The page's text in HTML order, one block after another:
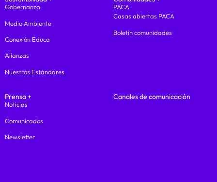
Gobernanza
Medio Ambiente
Conexión Educa
Alianzas
Nuestros Estándares
PACA
Casas abiertas PACA
Boletín comunidades
Prensa +
Noticias
Comunicados
Newsletter
Canales de comunicación